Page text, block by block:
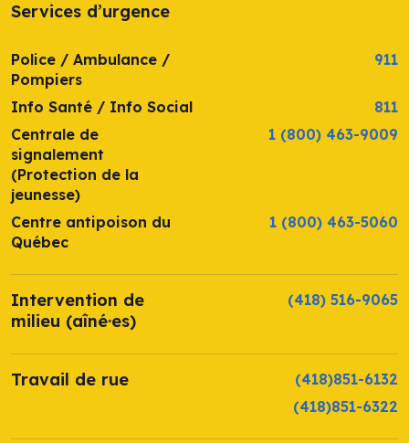
Services d’urgence
Police / Ambulance /
Pompiers
911
Info Santé / Info Social
811
Centrale de
signalement
(Protection de la
jeunesse)
1 (800) 463-9009
Centre antipoison du
Québec
1 (800) 463-5060
Intervention de
milieu (aîné·es)
(418) 516-9065
Travail de rue
(418)851-6132
(418)851-6322